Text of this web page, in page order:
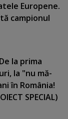
Europene.
campionul
la prima
la "nu mă-
în România!
SPECIAL)